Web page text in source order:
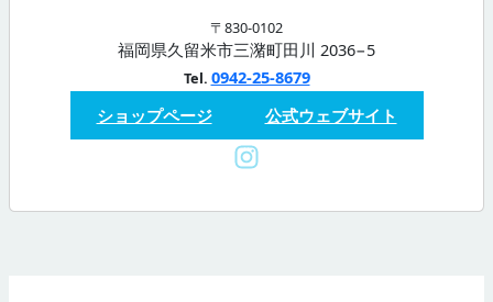
〒830-0102
福岡県久留米市三潴町田川 2036−5
Tel. 0942-25-8679
ショップページ
公式ウェブサイト